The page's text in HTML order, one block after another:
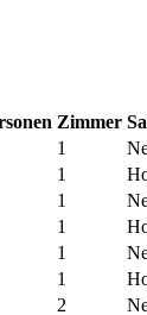
Zimmer
1
1
1
1
1
1
2